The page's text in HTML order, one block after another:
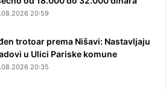
20:59
trotoar prema Nišavi: Nastavljaju
u Ulici Pariske komune
20:35